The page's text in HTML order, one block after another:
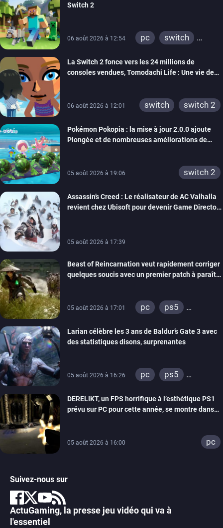
Switch 2
06 août 2026 à 12:54 pc
switch
xbox one
wiiu
3ds
ps3
switch 2
La Switch 2 fonce vers les 24 millions de
consoles vendues, Tomodachi Life : Une vie de
06 août 2026 à 12:01 switch switch 2
Pokémon Pokopia : la mise à jour 2.0.0 ajoute
Plongée et de nombreuses améliorations de
05 août 2026 à 19:06 switch 2
Assassin’s Creed : Le réalisateur de AC Valhalla
revient chez Ubisoft pour devenir Game Director
05 août 2026 à 17:39
Beast of Reincarnation veut rapidement corriger
quelques soucis avec un premier patch à paraître
05 août 2026 à 17:01 pc
ps5
Larian célèbre les 3 ans de Baldur’s Gate 3 avec
des statistiques disons, surprenantes
05 août 2026 à 16:26 pc
ps5
DERELIKT, un FPS horrifique à l’esthétique PS1
prévu sur PC pour cette année, se montre dans
05 août 2026 à 16:00 pc
Suivez-nous sur
ActuGaming, la presse jeu vidéo qui va à
l'essentiel